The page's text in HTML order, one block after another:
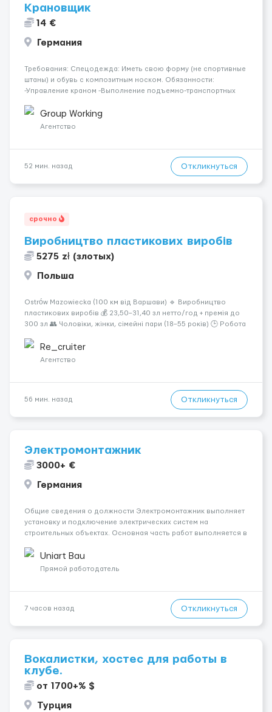
Крановщик
14 €
Германия
Требования: Спецодежда: Иметь свою форму (не спортивные
штаны) и обувь с композитным носком. Обязанности:
-Управление краном -Выполнение подъемно-транспортных
инструкций по безопасности. -Опыт управления различными
типами кранов (моб...
Group Working
Агентство
52 мин. назад Откликнуться
срочно
Виробництво пластикових виробів
5275 zł (злотых)
Польша
Ostrów Mazowiecka (100 км від Варшави) 🔹 Виробництво
пластикових виробів 💰 23,50–31,40 зл нетто/год + премія до
300 зл 👥 Чоловіки, жінки, сімейні пари (18–55 років) 🕒 Робота
житло — 400 зл. 📦 Обов...
Re_cruiter
Агентство
56 мин. назад Откликнуться
Электромонтажник
3000+ €
Германия
Общие сведения о должности Электромонтажник выполняет
установку и подключение электрических систем на
строительных объектах. Основная часть работ выполняется в
делаем только для профессионалов с доказательным
портфолио Обязанности ...
Uniart Bau
Прямой работодатель
7 часов назад Откликнуться
Вокалистки, хостес для работы в
клубе.
от 1700+% $
Турция